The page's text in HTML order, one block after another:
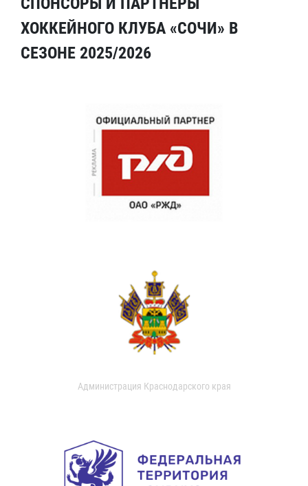
ХОККЕЙНОГО КЛУБА «СОЧИ» В
СЕЗОНЕ 2025/2026
Администрация Краснодарского края